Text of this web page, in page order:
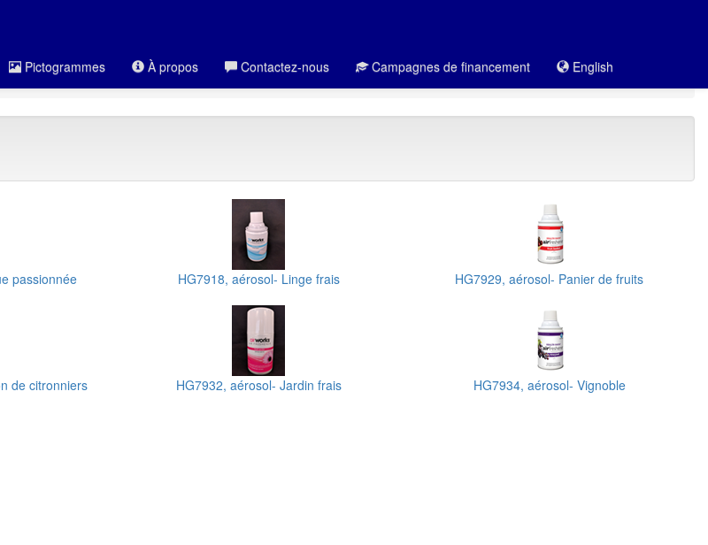
Pictogrammes À propos Contactez-nous Campagnes de financement
English
passionnée HG7918, aérosol- Linge frais HG7929, aérosol- Panier de fruits
de citronniers HG7932, aérosol- Jardin frais HG7934, aérosol- Vignoble